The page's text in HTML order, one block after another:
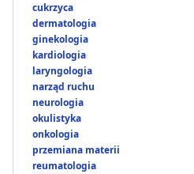
cukrzyca
dermatologia
ginekologia
kardiologia
laryngologia
narząd ruchu
neurologia
okulistyka
onkologia
przemiana materii
reumatologia